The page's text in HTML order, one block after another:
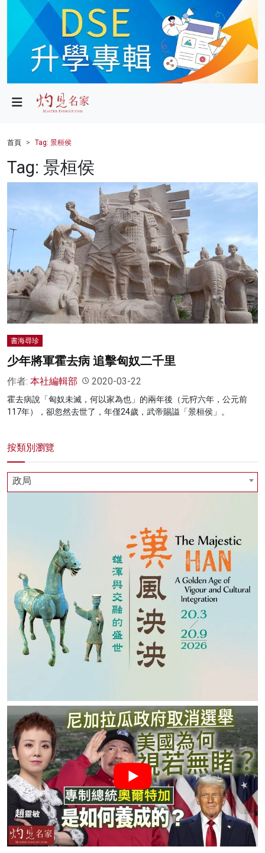
政局
財經
健康
名家榜
灼見活動
首頁 Tag: 景桓侯
Tag: 景桓侯
書海尋珍
少年將軍霍去病 追擊匈奴二千里
作者: 本社編輯部 2020-03-22
霍去病說「匈奴未滅，何以家為也」的兩年後（元狩六年，公元前
117年），卻忽然去世了，年僅24歲，武帝賜謚「景桓侯」。
按類別瀏覽
政局